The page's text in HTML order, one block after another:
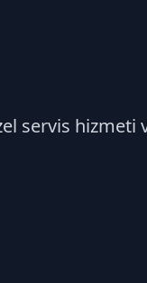
servis hizmeti